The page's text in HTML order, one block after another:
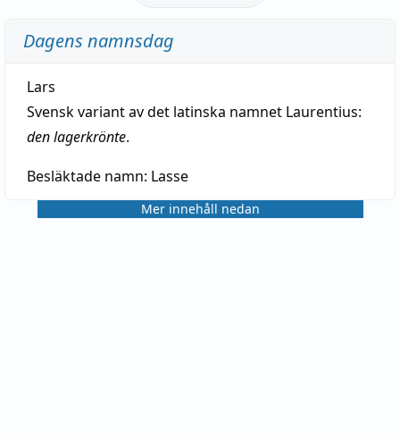
Dagens namnsdag
Lars
Svensk variant av det latinska namnet Laurentius:
den lagerkrönte.
Besläktade namn: Lasse
Mer innehåll nedan